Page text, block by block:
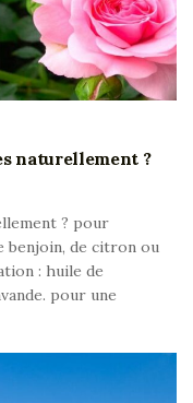
naturellement ?
? pour
benjoin, de citron ou
: huile de
pour une